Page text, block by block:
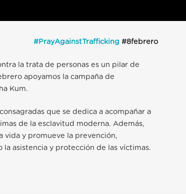
#PrayAgainstTrafficking #8febrero
la trata de personas es un pilar de
apoyamos la campaña de
Kum.
que se dedica a acompañar a
de la esclavitud moderna. Además,
vida y promueve la prevención,
asistencia y protección de las víctimas.